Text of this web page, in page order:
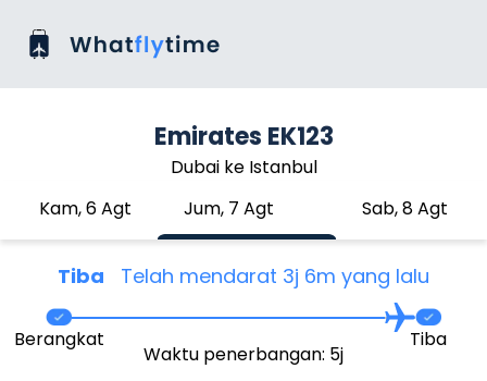
Emirates EK123
Dubai ke Istanbul
Kam, 6 Agt
Jum, 7 Agt Sab, 8 Agt
Tiba Telah mendarat 3j 6m yang lalu
Berangkat
Waktu penerbangan: 5j
Tiba